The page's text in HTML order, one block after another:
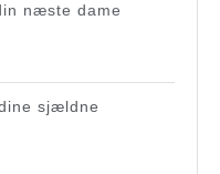
næste dame
sjældne